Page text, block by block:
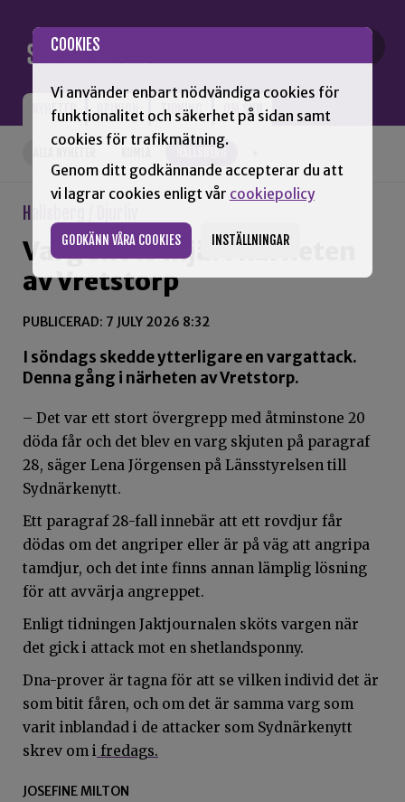
COOKIES
Vi använder enbart nödvändiga cookies för
funktionalitet och säkerhet på sidan samt
cookies för trafikmätning.
Genom ditt godkännande accepterar du att
vi lagrar cookies enligt vår cookiepolicy
GODKÄNN VÅRA COOKIES INSTÄLLNINGAR
NYHETER OPINION TIDNING OM SNN
HALLSBERG
Hallsberg / Djurliv
Varg sköts ihjäl i närheten
av Vretstorp
PUBLICERAD: 7 JULY 2026 8:32
I söndags skedde ytterligare en vargattack.
Denna gång i närheten av Vretstorp.
– Det var ett stort övergrepp med åtminstone 20
döda får och det blev en varg skjuten på paragraf
28, säger Lena Jörgensen på Länsstyrelsen till
Sydnärkenytt.
Ett paragraf 28-fall innebär att ett rovdjur får
dödas om det angriper eller är på väg att angripa
tamdjur, och det inte finns annan lämplig lösning
för att avvärja angreppet.
Enligt tidningen Jaktjournalen sköts vargen när
det gick i attack mot en shetlandsponny.
Dna-prover är tagna för att se vilken individ det är
som bitit fåren, och om det är samma varg som
varit inblandad i de attacker som Sydnärkenytt
skrev om i fredags.
JOSEFINE MILTON